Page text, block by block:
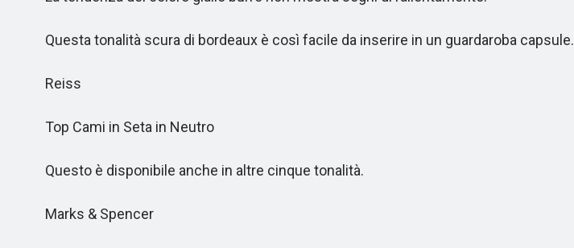
Questa tonalità scura di bordeaux è così facile da inserire in un guardaroba capsule.
Reiss
Top Cami in Seta in Neutro
Questo è disponibile anche in altre cinque tonalità.
Marks & Spencer